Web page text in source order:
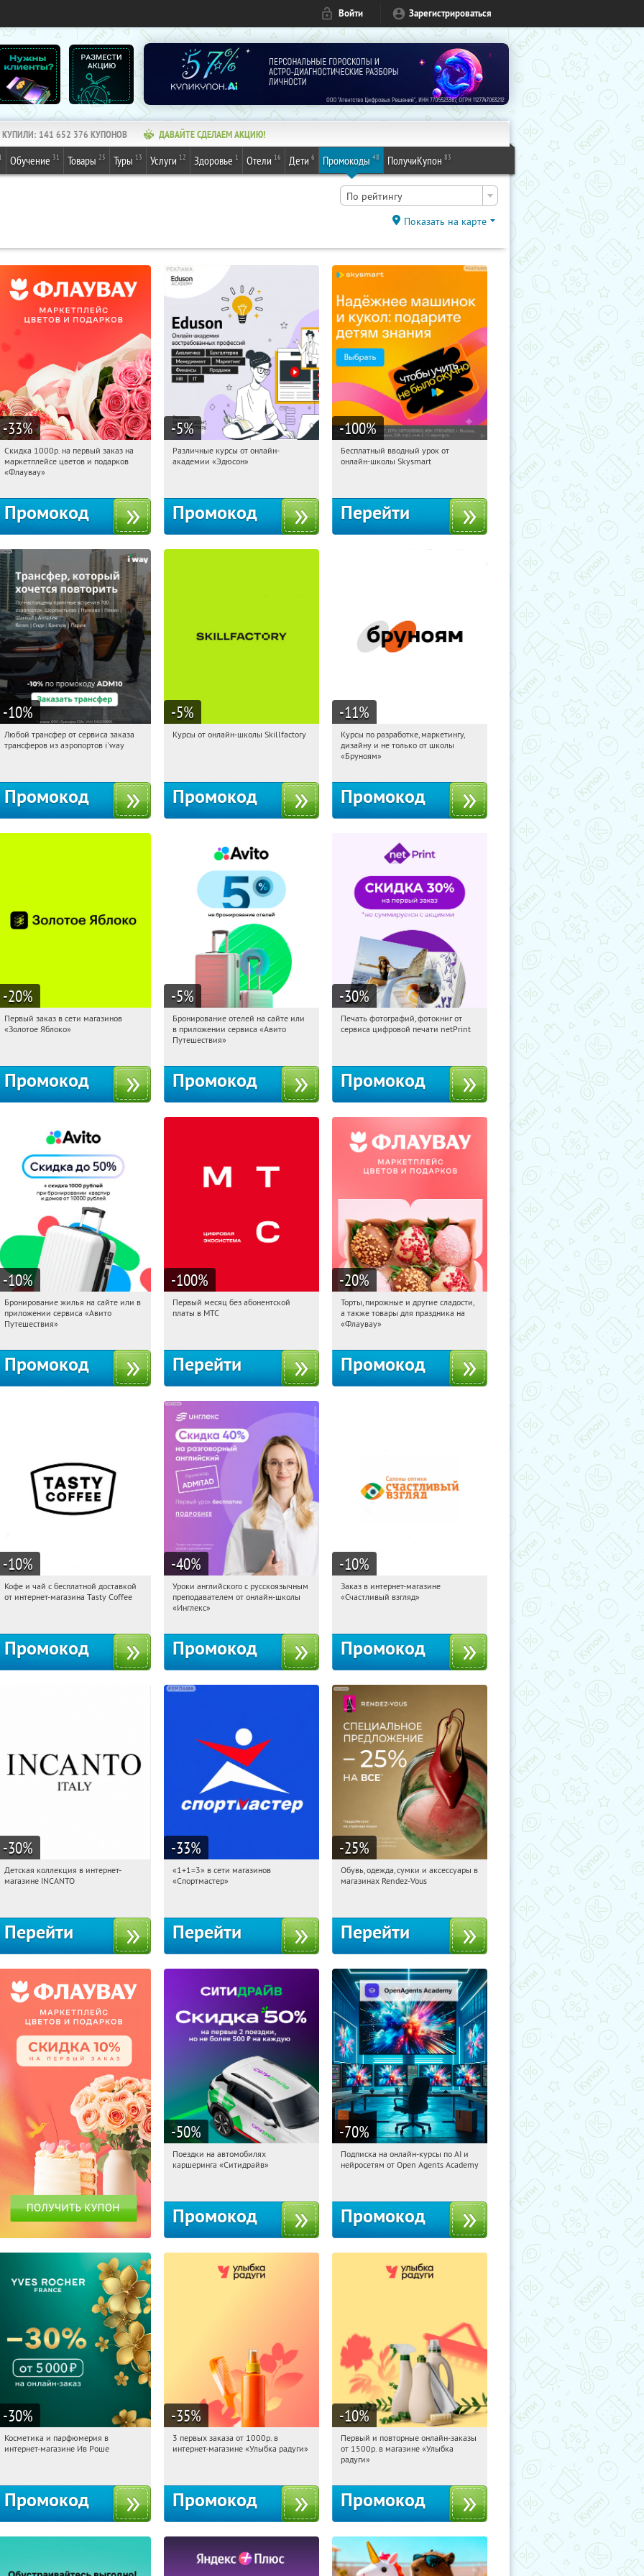
Войти Зарегистрироваться
КУПИЛИ: 141 652 376 КУПОНОВ ДАВАЙТЕ СДЕЛАЕМ АКЦИЮ!
1 Обучение 31 Товары 25 Туры 13 Услуги 12 Здоровье 1 Отели 16 Дети 6 Промокоды 48 ПолучиКупон 83
По рейтингу
Показать на карте
-33%
01:20:10 Получили:
Россия
Скидка 1000р. на первый заказ на
маркетплейсе цветов и подарков
«Флаувау»
Промокод
-5%
01:20:10 Получили:
Различные курсы от онлайн-
академии «Эдюсон»
Промокод
-100%
01:20:10
Получи первым!
Бесплатный вводный урок от
онлайн-школы Skysmart
Перейти
-10%
01:20:10
Получи первым!
Любой трансфер от сервиса заказа
трансферов из аэропортов i'way
Промокод
-5%
01:20:10
Получи первым!
Курсы от онлайн-школы Skillfactory
Промокод
-11%
01:20:10
Получи первым!
Россия
Курсы по разработке, маркетингу,
дизайну и не только от школы
«Бруноям»
Промокод
-20%
01:20:10
Получи первым!
Первый заказ в сети магазинов
«Золотое Яблоко»
Промокод
-5%
01:20:10
Получи первым!
Россия
Бронирование отелей на сайте или
в приложении сервиса «Авито
Путешествия»
Промокод
-30%
01:20:10 Получили:
Печать фотографий, фотокниг от
сервиса цифровой печати netPrint
Промокод
-10%
01:20:10 Получили:11
Россия
Бронирование жилья на сайте или в
приложении сервиса «Авито
Путешествия»
Промокод
-100%
01:20:10
Получи первым!
Первый месяц без абонентской
платы в МТС
Перейти
-20%
01:20:10 Получили:
Россия
Торты, пирожные и другие сладости,
а также товары для праздника на
«Флаувау»
Промокод
-10%
01:20:10
Получи первым!
Кофе и чай с бесплатной доставкой
от интернет-магазина Tasty Coffee
Промокод
-40%
01:20:10
Получи первым!
Россия
Уроки английского с русскоязычным
преподавателем от онлайн-школы
«Инглекс»
Промокод
-10%
01:20:10
Получи первым!
Заказ в интернет-магазине
«Счастливый взгляд»
Промокод
-30%
01:20:10
Получи первым!
Детская коллекция в интернет-
магазине INCANTO
Перейти
-33%
01:20:10 Получили:
«1+1=3» в сети магазинов
«Спортмастер»
Перейти
-25%
01:20:10 Получили: 3
Обувь, одежда, сумки и аксессуары в
магазинах Rendez-Vous
Перейти
-50%
01:20:10
Получи первым!
Поездки на автомобилях
каршеринга «Ситидрайв»
Промокод
-70%
01:20:10 Получили:
Подписка на онлайн-курсы по AI и
нейросетям от Open Agents Academy
Промокод
-30%
01:20:10 Получили:
Косметика и парфюмерия в
интернет-магазине Ив Роше
Промокод
-35%
01:20:10 Получили:
3 первых заказа от 1000р. в
интернет-магазине «Улыбка радуги»
Промокод
-10%
01:20:10 Получили:1
Россия
Первый и повторные онлайн-заказы
от 1500р. в магазине «Улыбка
радуги»
Промокод